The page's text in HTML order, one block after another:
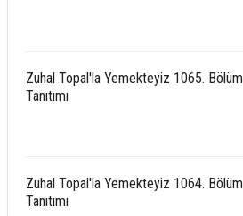
Zuhal Topal'la Yemekteyiz 1065. Bölüm
Tanıtımı
Zuhal Topal'la Yemekteyiz 1064. Bölüm
Tanıtımı